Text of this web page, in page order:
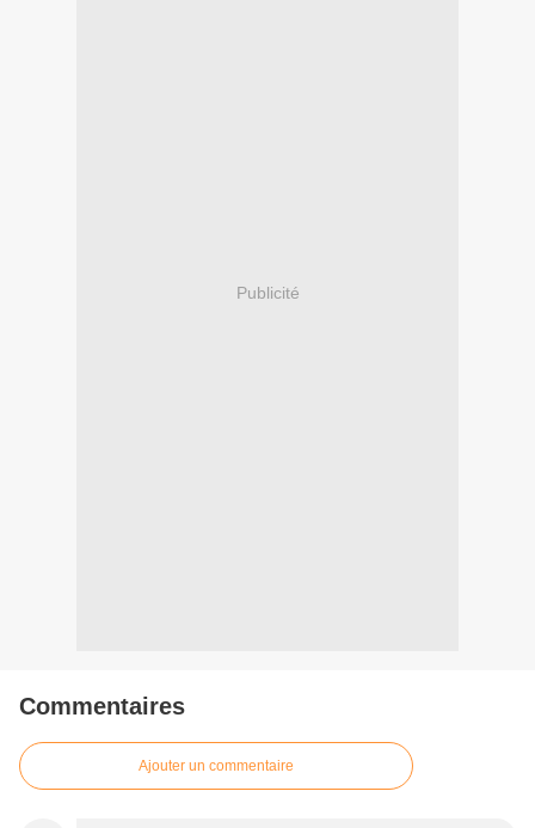
Publicité
Commentaires
Ajouter un commentaire